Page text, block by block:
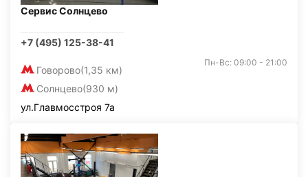
Сервис Солнцево
+7 (495) 125-38-41
Говорово(1,35 км)
Солнцево(930 м)
Пн-Вс: 09:00 - 21:00
ул.Главмосстроя 7а